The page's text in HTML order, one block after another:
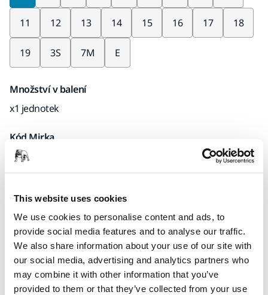
This website uses cookies
We use cookies to personalise content and ads, to
provide social media features and to analyse our traffic.
We also share information about your use of our site with
our social media, advertising and analytics partners who
may combine it with other information that you’ve
provided to them or that they’ve collected from your use
11 12 13 14 15 16 17 18
19 3S 7M E
Množství v balení
x1 jednotek
Kód Mirka
9190171101
Informace o produktu
Ke stažení
Adapter in stainless steel for connecting the paint cup
system to the spray gun. All parts of the adapter are